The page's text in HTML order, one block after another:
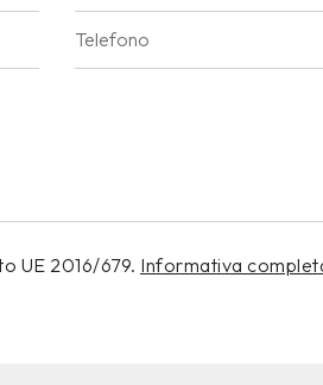
UE 2016/679. Informativa